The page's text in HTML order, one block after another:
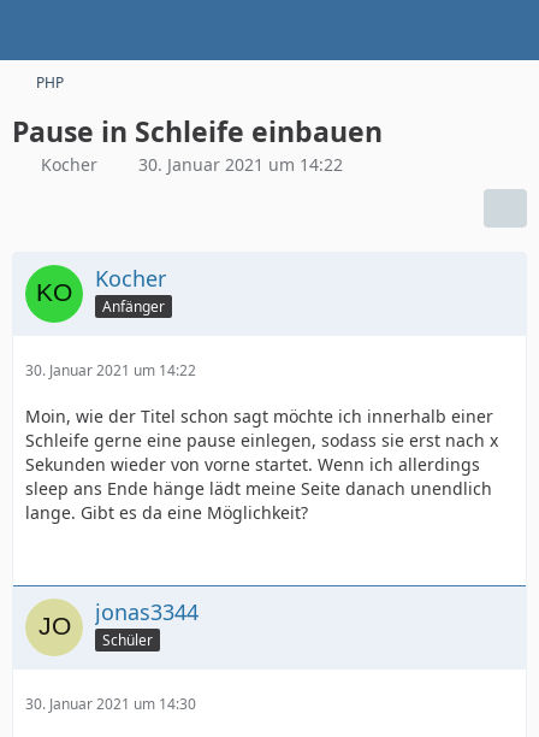
PHP
Pause in Schleife einbauen
Kocher 30. Januar 2021 um 14:22
Kocher
Anfänger
30. Januar 2021 um 14:22
Moin, wie der Titel schon sagt möchte ich innerhalb einer
Schleife gerne eine pause einlegen, sodass sie erst nach x
Sekunden wieder von vorne startet. Wenn ich allerdings
sleep ans Ende hänge lädt meine Seite danach unendlich
lange. Gibt es da eine Möglichkeit?
jonas3344
Schüler
30. Januar 2021 um 14:30